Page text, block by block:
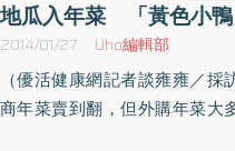
大卡，不僅熱量低，同時是低
而湯底部分可以天然水果代替
子熬煮的水果茶取代以往的
富，也可添加白木耳，白木
化。● 鹹湯圓／至於鹹湯圓的
地瓜入年菜 「黃色小
2014/01/27 Uho編輯部
（優活健康網記者談雍雍／
商年菜賣到翻，但外購年菜大